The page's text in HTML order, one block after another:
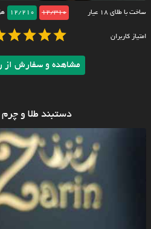
ساخت با طلای ۱۸ عیار 12/310
12/210
امتیاز کاربران
مشاهده و سفارش از
دستبند طلا و چرم